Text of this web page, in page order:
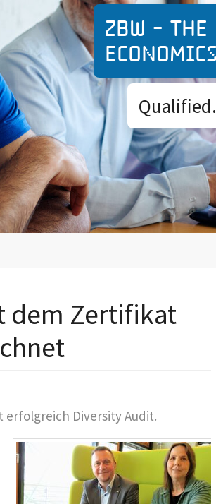
ZBW -
dem Zertifikat
erfolgreich Diversity Audit.